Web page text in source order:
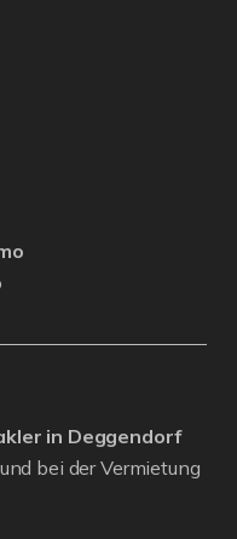
in Deggendorf
bei der Vermietung